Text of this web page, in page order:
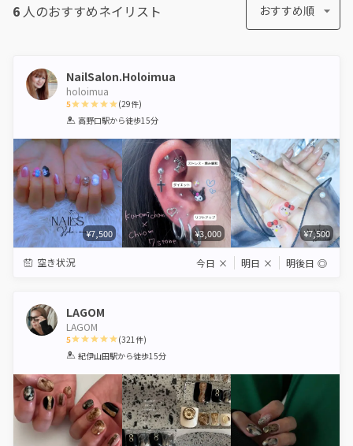
6 人のおすすめネイリスト おすすめ順
NailSalon.Holoimua
holoimua
5
1 2 3 4 5
(29件)
高野口駅から徒歩15分
¥7,500 ¥3,000 ¥7,500
空き状況 今日 × 明日 × 明後日 ◎
LAGOM
LAGOM
5
1 2 3 4 5
(321件)
紀伊山田駅から徒歩15分